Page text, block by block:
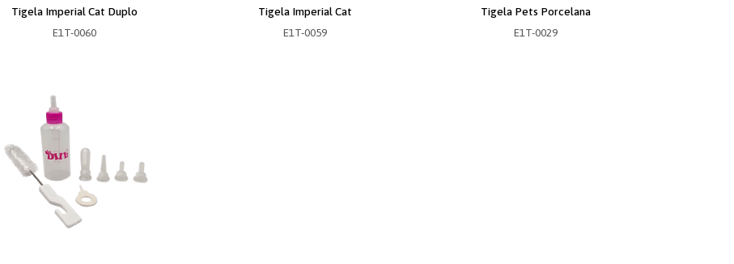
Tigela Imperial Cat Duplo
E1T-0060
Tigela Imperial Cat
E1T-0059
Tigela Pets Porcelana
E1T-0029